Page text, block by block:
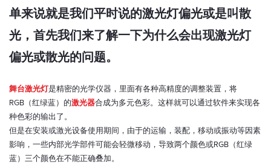
单来说就是我们平时说的激光灯偏光或是叫散
光，首先我们来了解一下为什么会出现激光灯
偏光或散光的问题。
舞台激光灯是精密的光学仪器，里面有各种高精度的调整装置，将
RGB（红绿蓝）的激光器合成为多元色彩。这样就可以通过软件来实现各
种色彩的输出了。
但是在安装或激光设备使用期间，由于的运输，装配，移动或振动等因素
影响，一些内部光学部件可能会轻微移动，导致两个颜色或RGB（红绿
蓝）三个颜色在不能正确叠加。